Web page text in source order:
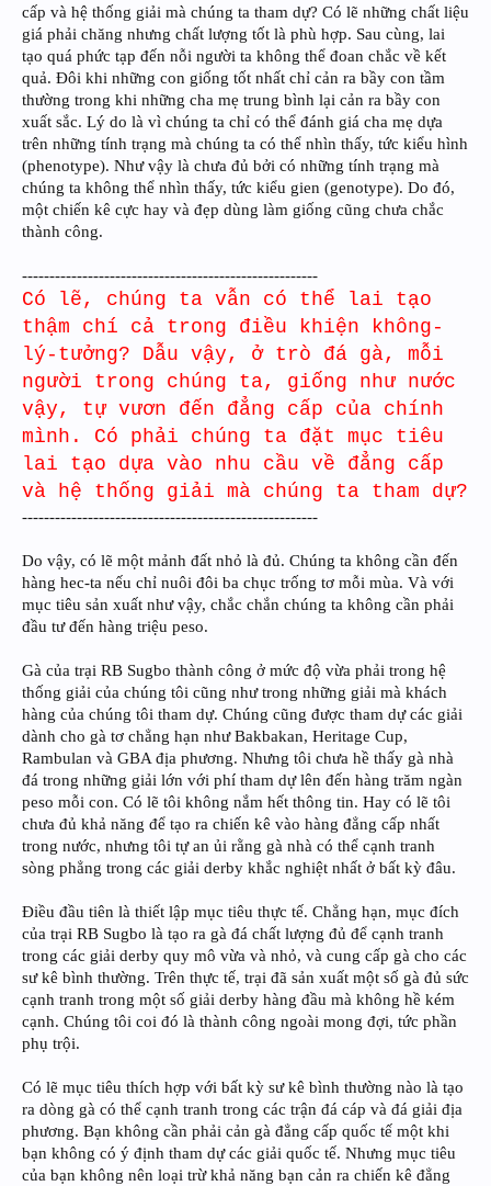
cấp và hệ thống giải mà chúng ta tham dự? Có lẽ những chất liệu
giá phải chăng nhưng chất lượng tốt là phù hợp. Sau cùng, lai
tạo quá phức tạp đến nỗi người ta không thể đoan chắc về kết
quả. Đôi khi những con giống tốt nhất chỉ cản ra bầy con tầm
thường trong khi những cha mẹ trung bình lại cản ra bầy con
xuất sắc. Lý do là vì chúng ta chỉ có thể đánh giá cha mẹ dựa
trên những tính trạng mà chúng ta có thể nhìn thấy, tức kiểu hình
(phenotype). Như vậy là chưa đủ bởi có những tính trạng mà
chúng ta không thể nhìn thấy, tức kiểu gien (genotype). Do đó,
một chiến kê cực hay và đẹp dùng làm giống cũng chưa chắc
thành công.
------------------------------------------------------
Có lẽ, chúng ta vẫn có thể lai tạo
thậm chí cả trong điều khiện không-
lý-tưởng? Dẫu vậy, ở trò đá gà, mỗi
người trong chúng ta, giống như nước
vậy, tự vươn đến đẳng cấp của chính
mình. Có phải chúng ta đặt mục tiêu
lai tạo dựa vào nhu cầu về đẳng cấp
và hệ thống giải mà chúng ta tham dự?
------------------------------------------------------
Do vậy, có lẽ một mảnh đất nhỏ là đủ. Chúng ta không cần đến
hàng hec-ta nếu chỉ nuôi đôi ba chục trống tơ mỗi mùa. Và với
mục tiêu sản xuất như vậy, chắc chắn chúng ta không cần phải
đầu tư đến hàng triệu peso.
Gà của trại RB Sugbo thành công ở mức độ vừa phải trong hệ
thống giải của chúng tôi cũng như trong những giải mà khách
hàng của chúng tôi tham dự. Chúng cũng được tham dự các giải
dành cho gà tơ chẳng hạn như Bakbakan, Heritage Cup,
Rambulan và GBA địa phương. Nhưng tôi chưa hề thấy gà nhà
đá trong những giải lớn với phí tham dự lên đến hàng trăm ngàn
peso mỗi con. Có lẽ tôi không nắm hết thông tin. Hay có lẽ tôi
chưa đủ khả năng để tạo ra chiến kê vào hàng đẳng cấp nhất
trong nước, nhưng tôi tự an ủi rằng gà nhà có thể cạnh tranh
sòng phẳng trong các giải derby khắc nghiệt nhất ở bất kỳ đâu.
Điều đầu tiên là thiết lập mục tiêu thực tế. Chẳng hạn, mục đích
của trại RB Sugbo là tạo ra gà đá chất lượng đủ để cạnh tranh
trong các giải derby quy mô vừa và nhỏ, và cung cấp gà cho các
sư kê bình thường. Trên thực tế, trại đã sản xuất một số gà đủ sức
cạnh tranh trong một số giải derby hàng đầu mà không hề kém
cạnh. Chúng tôi coi đó là thành công ngoài mong đợi, tức phần
phụ trội.
Có lẽ mục tiêu thích hợp với bất kỳ sư kê bình thường nào là tạo
ra dòng gà có thể cạnh tranh trong các trận đá cáp và đá giải địa
phương. Bạn không cần phải cản gà đẳng cấp quốc tế một khi
bạn không có ý định tham dự các giải quốc tế. Nhưng mục tiêu
của bạn không nên loại trừ khả năng bạn cản ra chiến kê đẳng